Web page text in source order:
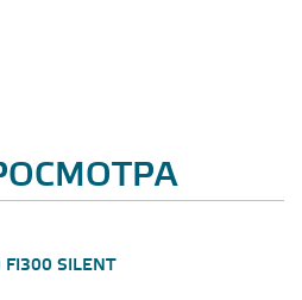
FI300 SILENT